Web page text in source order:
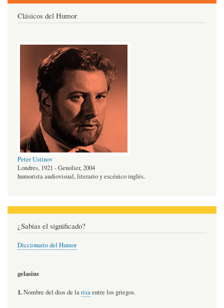
Clásicos del Humor
Peter Ustinov
Londres, 1921 - Genolier, 2004
humorista audiovisual, literario y escénico inglés.
¿Sabías el significado?
Diccionario del Humor
gelasius
1.Nombre del dios de larisaentre los griegos.